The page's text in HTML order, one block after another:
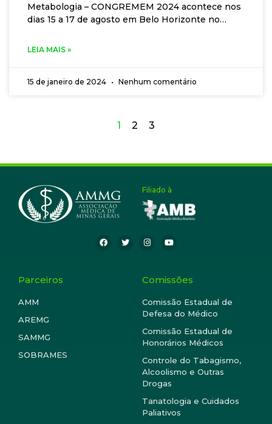
Metabologia – CONGREMEM 2024 acontece nos
dias 15 a 17 de agosto em Belo Horizonte no
LEIA MAIS »
15 de janeiro de 2024 Nenhum comentário
1 2 3
Filiado à
Parceiros
AMM
AREMG
SAMMG
SOBRAMES
Comissões
Comissão Estadual de
Defesa do Médico
Comissão Estadual de
Honorários Médicos
Controle do Tabagismo,
Alcoolismo e Outras
Drogas
Tanatologia e Cuidados
Paliativos